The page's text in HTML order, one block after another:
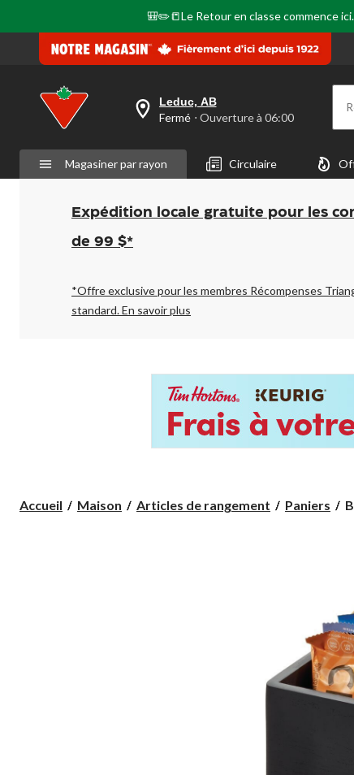
🎒✏️📒Le Retour en classe commence
votre
est
Leduc,
AB,
Fermé,
Ouverture
à
pour
changer
Leduc, AB
Fermé ⋅ Ouverture à 06:00
Magasiner par rayon Circulaire
Expédition locale gratuite pour les
de 99 $*
*Offre exclusive pour les membres Récompenses
standard.En savoir plus
Accueil Maison Articles de rangement Paniers
page.